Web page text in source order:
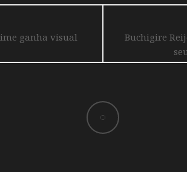
Buchigire
ganha visual